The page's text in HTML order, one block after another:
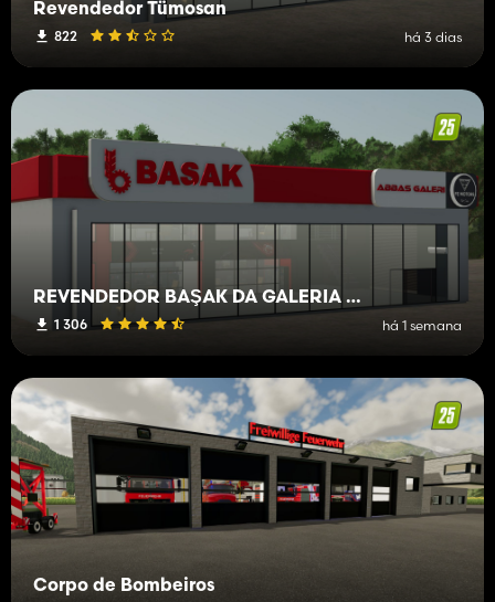
Revendedor Tümosan
822 há 3 dias
REVENDEDOR BAŞAK DA GALERIA ABBAS
1 306 há 1 semana
Corpo de Bombeiros